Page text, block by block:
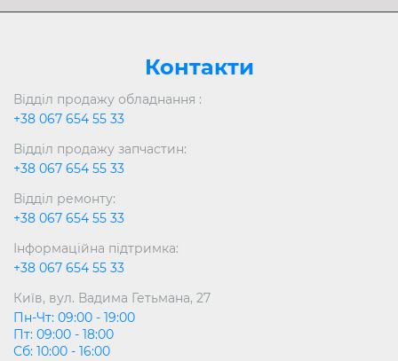
Контакти
Відділ продажу обладнання :
+38 067 654 55 33
Відділ продажу запчастин:
+38 067 654 55 33
Відділ ремонту:
+38 067 654 55 33
Інформаційна підтримка:
+38 067 654 55 33
Київ, вул. Вадима Гетьмана, 27
Пн-Чт: 09:00 - 19:00
Пт: 09:00 - 18:00
Сб: 10:00 - 16:00